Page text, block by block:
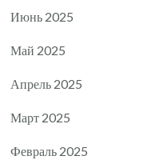
Июнь 2025
Май 2025
Апрель 2025
Март 2025
Февраль 2025